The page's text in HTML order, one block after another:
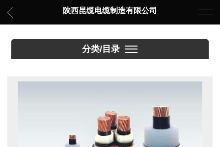
陕西昆缆电缆制造有限公司
分类/目录